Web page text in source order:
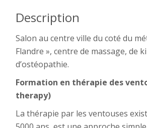
Description
Salon au centre ville du coté du
Flandre », centre de massage, de
d’ostéopathie.
Formation en thérapie des
therapy)
La thérapie par les ventouses